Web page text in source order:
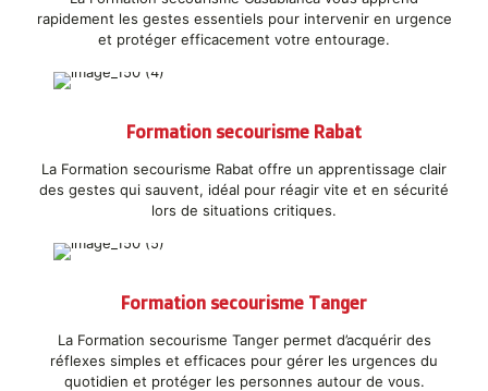
rapidement les gestes essentiels pour intervenir en urgence
et protéger efficacement votre entourage.
Formation secourisme Rabat
La Formation secourisme Rabat offre un apprentissage clair
des gestes qui sauvent, idéal pour réagir vite et en sécurité
lors de situations critiques.
Formation secourisme Tanger
La Formation secourisme Tanger permet d’acquérir des
réflexes simples et efficaces pour gérer les urgences du
quotidien et protéger les personnes autour de vous.